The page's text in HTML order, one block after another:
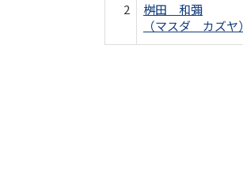
2
桝田 和彌
（マスダ カズヤ）